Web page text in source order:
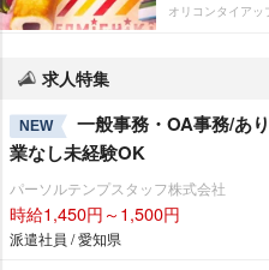
オリコンタイアッ
求人特集
NEW
一般事務・OA事務/あ
業なし未経験OK
パーソルテンプスタッフ株式会社
時給1,450円～1,500円
派遣社員 / 愛知県